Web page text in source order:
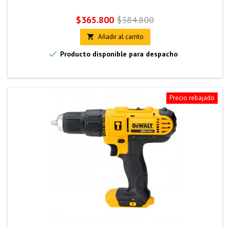
Precio
$365.800 Precio
base
$384.800
 Añadir al carrito
 Producto disponible para despacho
Precio rebajado